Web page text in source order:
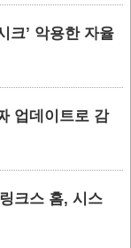
크’ 악용한 자율
업데이트로 감
크스 홈, 시스